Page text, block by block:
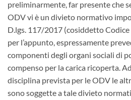
preliminarmente, far presente che
ODV vi è un divieto normativo
D.lgs. 117/2017 (cosiddetto Codice
per l’appunto, espressamente
componenti degli organi sociali di
compenso per la carica ricoperta.
disciplina prevista per le ODV le
sono soggette a tale divieto